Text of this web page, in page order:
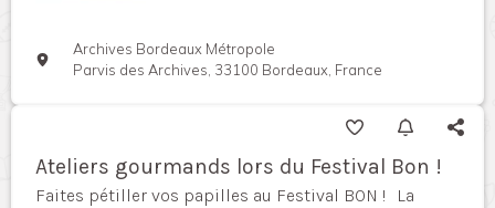
Archives Bordeaux Métropole
Parvis des Archives, 33100 Bordeaux, France
Ateliers gourmands lors du Festival Bon !
Faites pétiller vos papilles au Festival BON ! La